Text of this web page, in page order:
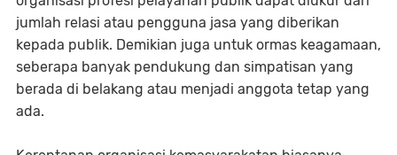
jumlah relasi atau pengguna jasa yang diberikan
kepada publik. Demikian juga untuk ormas keagamaan,
seberapa banyak pendukung dan simpatisan yang
berada di belakang atau menjadi anggota tetap yang
ada.